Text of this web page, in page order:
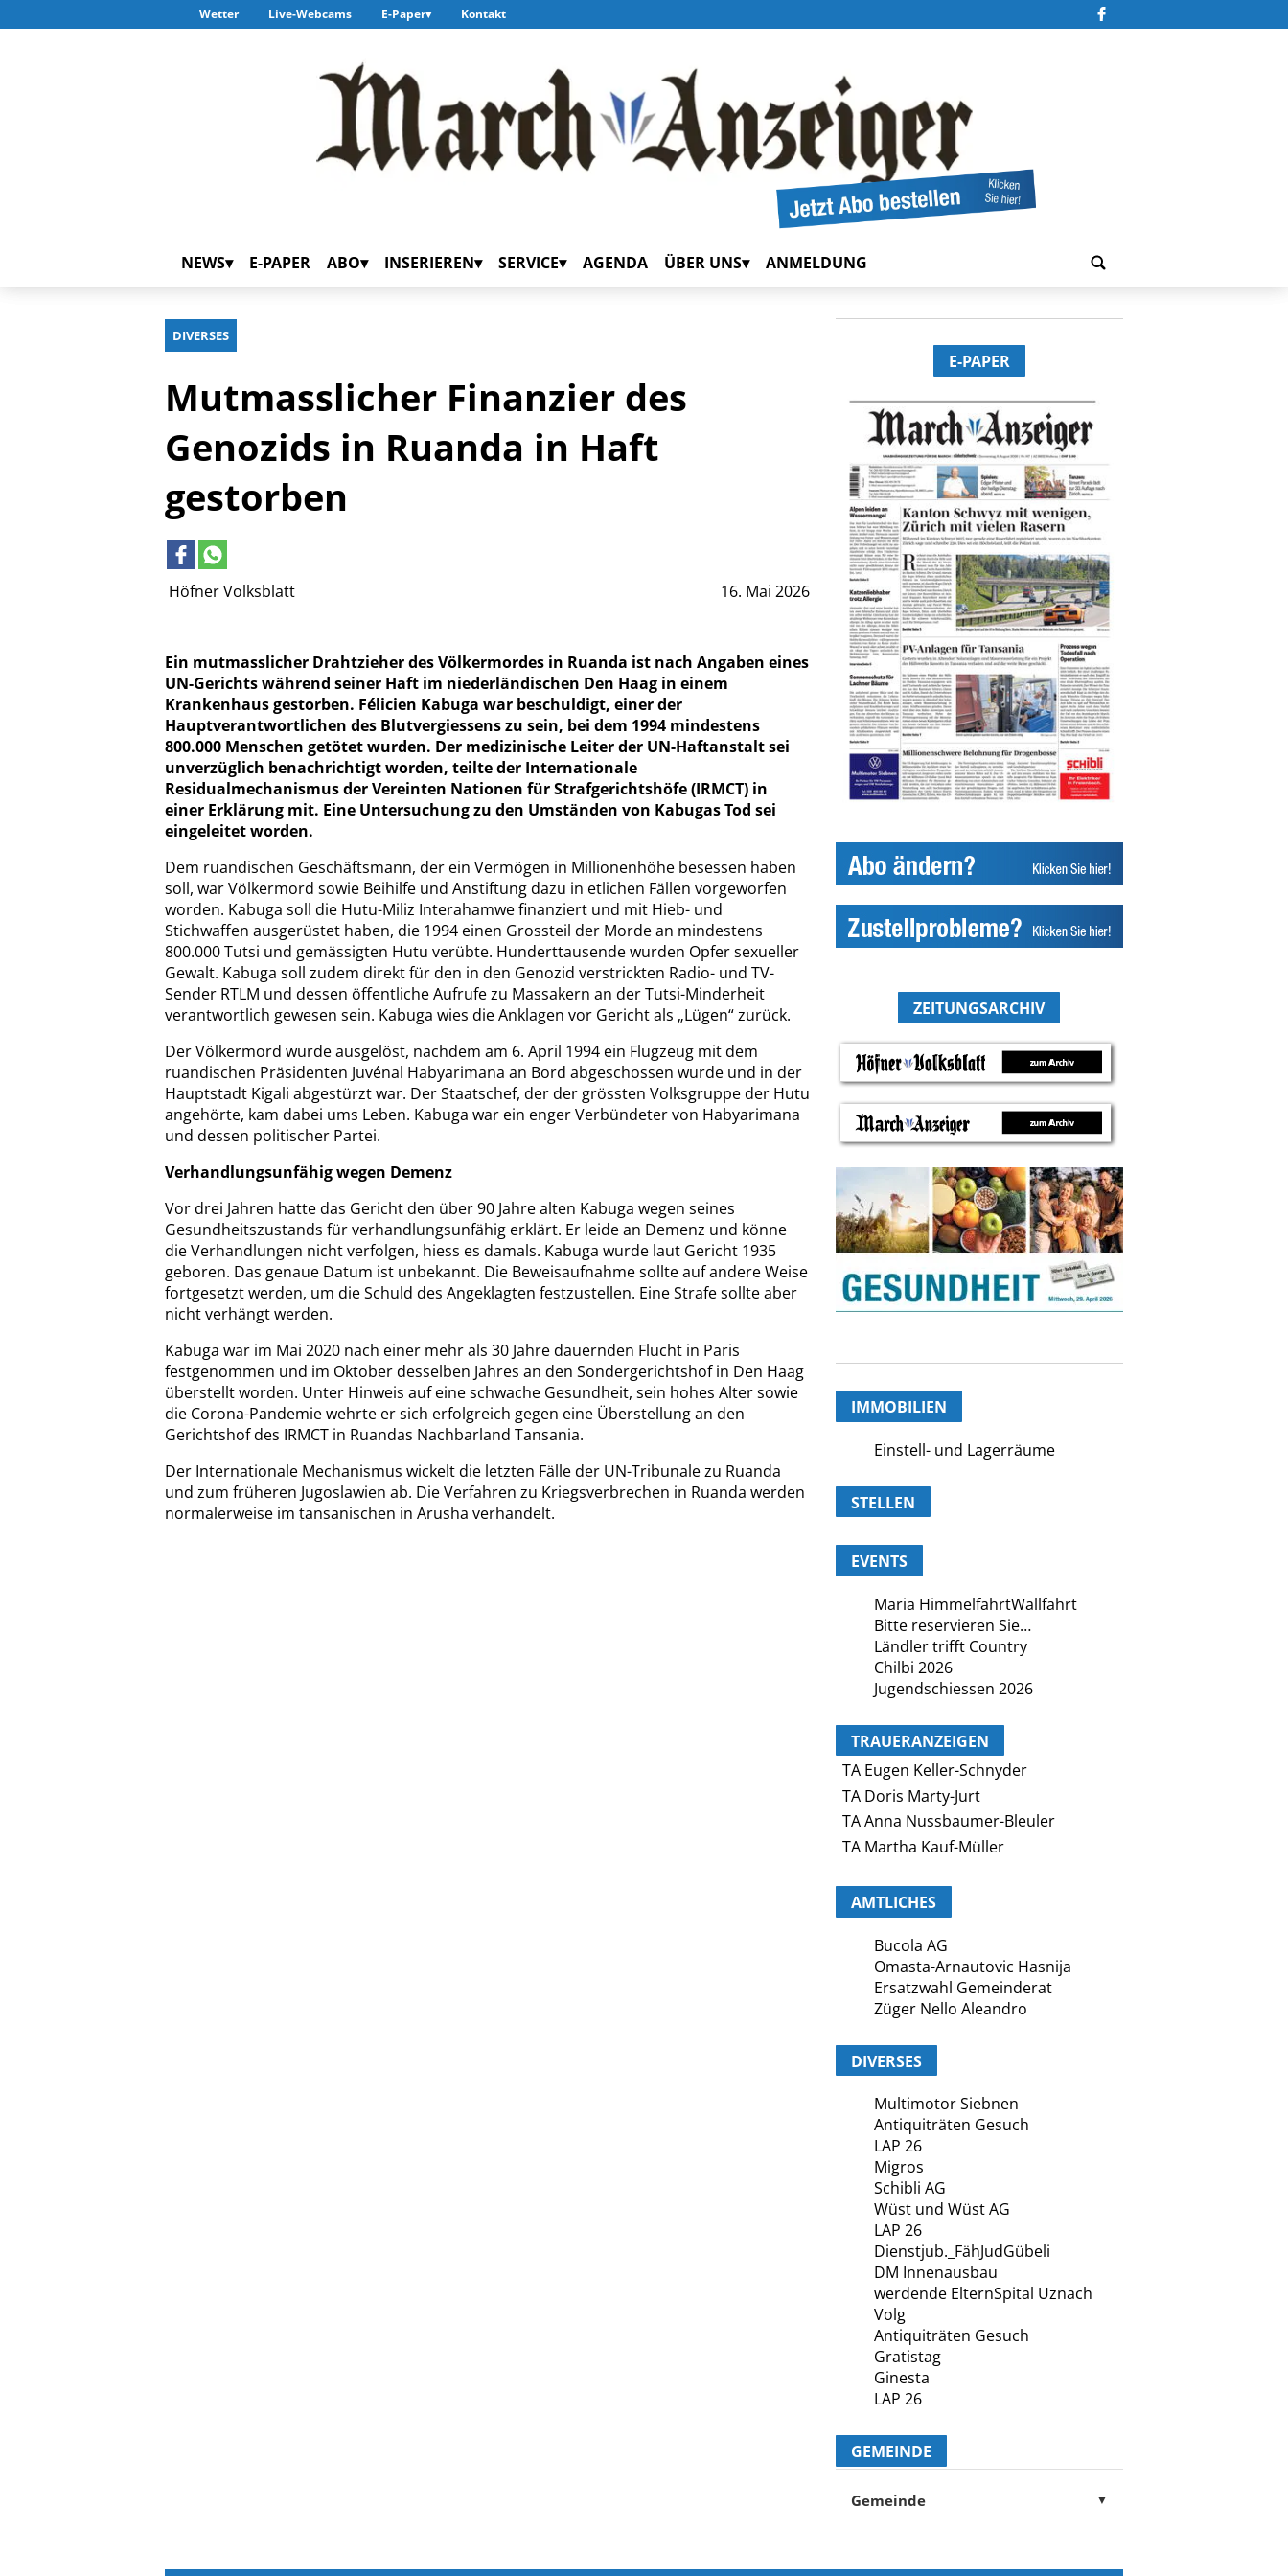
Wetter Live-Webcams E-Paper Kontakt
NEWS E-PAPER ABO INSERIEREN SERVICE AGENDA ÜBER UNS ANMELDUNG
DIVERSES
Höfner Volksblatt 16. Mai 2026
Mutmasslicher Finanzier des
Genozids in Ruanda in Haft
gestorben
Ein mutmasslicher Drahtzieher des Völkermordes in Ruanda ist nach Angaben eines
UN-Gerichts während seiner Haft im niederländischen Den Haag in einem
Krankenhaus gestorben. Félicien Kabuga war beschuldigt, einer der
Hauptverantwortlichen des Blutvergiessens zu sein, bei dem 1994 mindestens
800.000 Menschen getötet wurden. Der medizinische Leiter der UN-Haftanstalt sei
unverzüglich benachrichtigt worden, teilte der Internationale
Residualmechanismus der Vereinten Nationen für Strafgerichtshöfe (IRMCT) in
einer Erklärung mit. Eine Untersuchung zu den Umständen von Kabugas Tod sei
eingeleitet worden.
Dem ruandischen Geschäftsmann, der ein Vermögen in Millionenhöhe besessen haben
soll, war Völkermord sowie Beihilfe und Anstiftung dazu in etlichen Fällen vorgeworfen
worden. Kabuga soll die Hutu-Miliz Interahamwe finanziert und mit Hieb- und
Stichwaffen ausgerüstet haben, die 1994 einen Grossteil der Morde an mindestens
800.000 Tutsi und gemässigten Hutu verübte. Hunderttausende wurden Opfer sexueller
Gewalt. Kabuga soll zudem direkt für den in den Genozid verstrickten Radio- und TV-
Sender RTLM und dessen öffentliche Aufrufe zu Massakern an der Tutsi-Minderheit
verantwortlich gewesen sein. Kabuga wies die Anklagen vor Gericht als „Lügen“ zurück.
Der Völkermord wurde ausgelöst, nachdem am 6. April 1994 ein Flugzeug mit dem
ruandischen Präsidenten Juvénal Habyarimana an Bord abgeschossen wurde und in der
Hauptstadt Kigali abgestürzt war. Der Staatschef, der der grössten Volksgruppe der Hutu
angehörte, kam dabei ums Leben. Kabuga war ein enger Verbündeter von Habyarimana
und dessen politischer Partei.
Verhandlungsunfähig wegen Demenz
Vor drei Jahren hatte das Gericht den über 90 Jahre alten Kabuga wegen seines
Gesundheitszustands für verhandlungsunfähig erklärt. Er leide an Demenz und könne
die Verhandlungen nicht verfolgen, hiess es damals. Kabuga wurde laut Gericht 1935
geboren. Das genaue Datum ist unbekannt. Die Beweisaufnahme sollte auf andere Weise
fortgesetzt werden, um die Schuld des Angeklagten festzustellen. Eine Strafe sollte aber
nicht verhängt werden.
Kabuga war im Mai 2020 nach einer mehr als 30 Jahre dauernden Flucht in Paris
festgenommen und im Oktober desselben Jahres an den Sondergerichtshof in Den Haag
überstellt worden. Unter Hinweis auf eine schwache Gesundheit, sein hohes Alter sowie
die Corona-Pandemie wehrte er sich erfolgreich gegen eine Überstellung an den
Gerichtshof des IRMCT in Ruandas Nachbarland Tansania.
Der Internationale Mechanismus wickelt die letzten Fälle der UN-Tribunale zu Ruanda
und zum früheren Jugoslawien ab. Die Verfahren zu Kriegsverbrechen in Ruanda werden
normalerweise im tansanischen in Arusha verhandelt.
E-PAPER
ZEITUNGSARCHIV
IMMOBILIEN
Einstell- und Lagerräume
STELLEN
EVENTS
Maria HimmelfahrtWallfahrt
Bitte reservieren Sie…
Ländler trifft Country
Chilbi 2026
Jugendschiessen 2026
TRAUERANZEIGEN
TA Eugen Keller-Schnyder
TA Doris Marty-Jurt
TA Anna Nussbaumer-Bleuler
TA Martha Kauf-Müller
AMTLICHES
Bucola AG
Omasta-Arnautovic Hasnija
Ersatzwahl Gemeinderat
Züger Nello Aleandro
DIVERSES
Multimotor Siebnen
Antiquiträten Gesuch
LAP 26
Migros
Schibli AG
Wüst und Wüst AG
LAP 26
Dienstjub._FähJudGübeli
DM Innenausbau
werdende ElternSpital Uznach
Volg
Antiquiträten Gesuch
Gratistag
Ginesta
LAP 26
GEMEINDE
Gemeinde ▼